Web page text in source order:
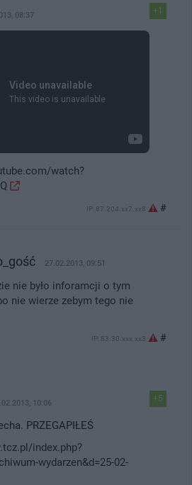
+1
08:37
watch?
IP: 87.204.xx7.xx8 #
27.02.2013, 09:51
nie było inforamcji o tym
nie wierze zebym tego nie
IP: 83.30.xxx.xx3 #
+5
10:06
PRZEGAPIŁEŚ
index.php?
wydarzen&d=25-02-